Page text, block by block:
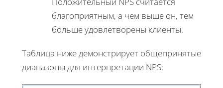
благоприятным, а чем выше он, тем
больше удовлетворены клиенты.
Таблица ниже демонстрирует общепринятые
диапазоны для интерпретации NPS: